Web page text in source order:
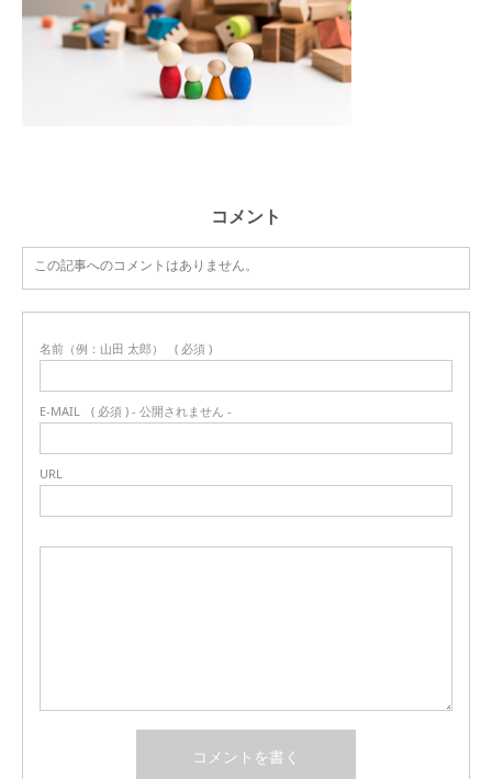
コメント
この記事へのコメントはありません。
名前（例：山田 太郎） ( 必須 )
E-MAIL ( 必須 ) - 公開されません -
URL